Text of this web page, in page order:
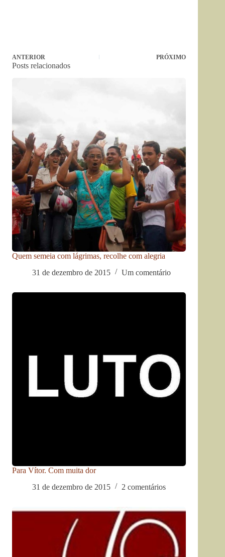
ANTERIOR PRÓXIMO
Posts relacionados
Quem semeia com lágrimas, recolhe com alegria
31 de dezembro de 2015
Um comentário
Para Vítor. Com muita dor
31 de dezembro de 2015
2 comentários